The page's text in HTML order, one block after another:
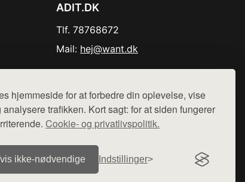
hjemmeside for at forbedre din oplevelse, vise
trafikken. Kort sagt: for at siden fungerer
Cookie- og privatlivspolitik.
ikke‑nødvendige Indstillinger
ADIT.DK
Tlf. 78768672
Mail: hej@want.dk
ikke varer fra denne side - vi henviser til de shops,